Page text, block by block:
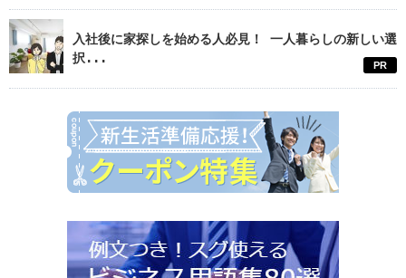
入社後に家探しを始める人必見！ 一人暮らしの新しい選
択...
PR